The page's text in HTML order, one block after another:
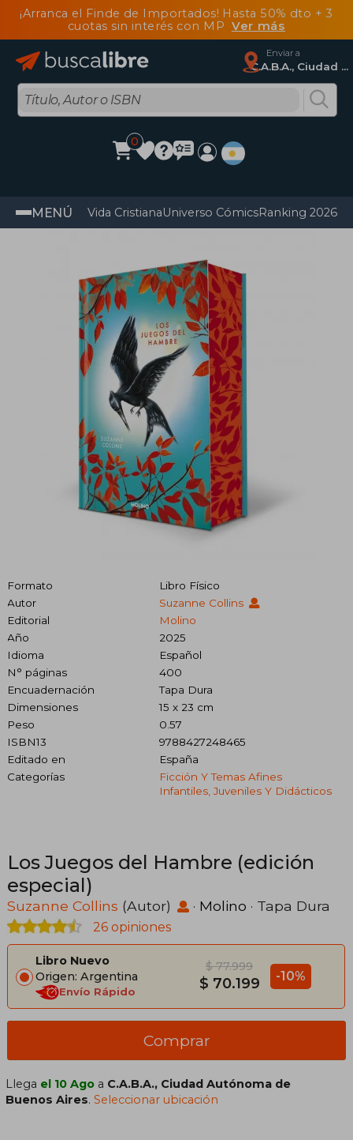
¡Arranca el Finde de Importados! Hasta 50% dto + 3
cuotas sin interés con MP Ver más
Enviar a
C.A.B.A., Ciudad Autónoma De Buenos Aires
0
MENÚ Vida CristianaUniverso CómicsRanking 2026
Formato
Libro Físico
Autor
Suzanne Collins
Editorial
Molino
Año
2025
Idioma
Español
N° páginas
400
Encuadernación
Tapa Dura
Dimensiones
15 x 23 cm
Peso
0.57
ISBN13
9788427248465
Editado en
España
Categorías
Ficción Y Temas Afines
Infantiles, Juveniles Y Didácticos
Los Juegos del Hambre (edición
especial)
Suzanne Collins (Autor) · Molino · Tapa Dura
26 opiniones
Libro Nuevo
Origen: Argentina
Envío Rápido
$ 77.999
$ 70.199 -10%
Comprar
Llega el 10 Ago a C.A.B.A., Ciudad Autónoma de
Buenos Aires.Seleccionar ubicación